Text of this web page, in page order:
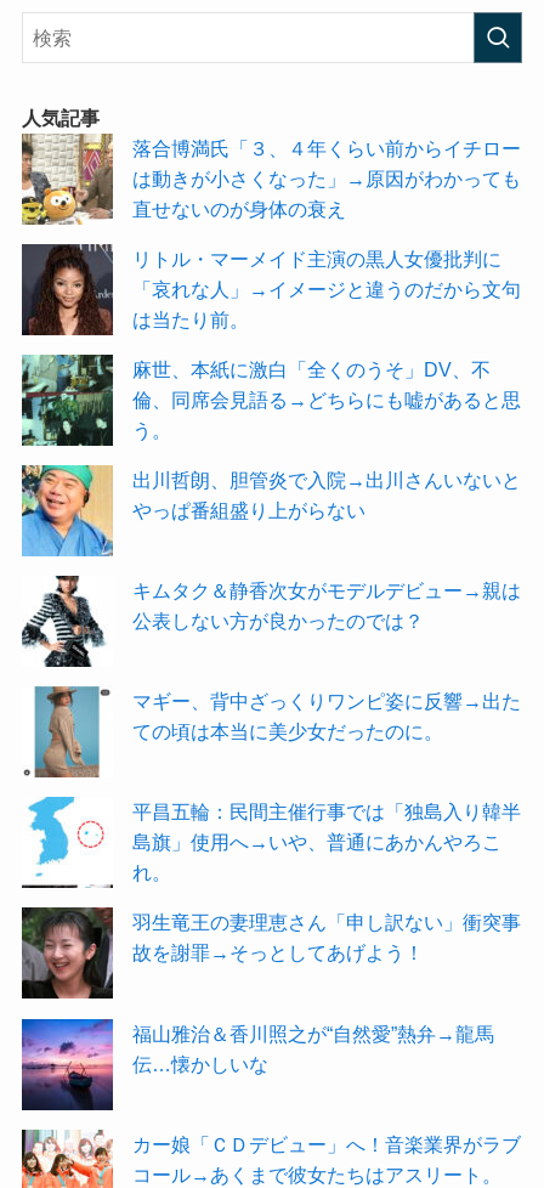
人気記事
落合博満氏「３、４年くらい前からイチロー
は動きが小さくなった」→原因がわかっても
直せないのが身体の衰え
リトル・マーメイド主演の黒人女優批判に
「哀れな人」→イメージと違うのだから文句
は当たり前。
麻世、本紙に激白「全くのうそ」DV、不
倫、同席会見語る→どちらにも嘘があると思
う。
出川哲朗、胆管炎で入院→出川さんいないと
やっぱ番組盛り上がらない
キムタク＆静香次女がモデルデビュー→親は
公表しない方が良かったのでは？
マギー、背中ざっくりワンピ姿に反響→出た
ての頃は本当に美少女だったのに。
平昌五輪：民間主催行事では「独島入り韓半
島旗」使用へ→いや、普通にあかんやろこ
れ。
羽生竜王の妻理恵さん「申し訳ない」衝突事
故を謝罪→そっとしてあげよう！
福山雅治＆香川照之が“自然愛”熱弁→龍馬
伝…懐かしいな
カー娘「ＣＤデビュー」へ！音楽業界がラブ
コール→あくまで彼女たちはアスリート。